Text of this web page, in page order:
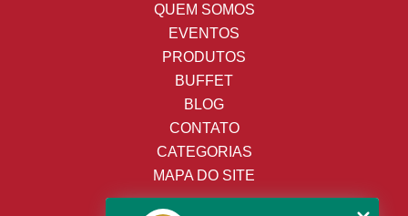
QUEM SOMOS
EVENTOS
PRODUTOS
BUFFET
BLOG
CONTATO
CATEGORIAS
MAPA DO SITE